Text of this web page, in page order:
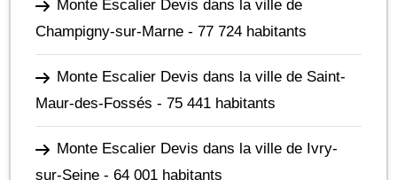
Monte Escalier Devis dans la ville de
Champigny-sur-Marne - 77 724 habitants
Monte Escalier Devis dans la ville de Saint-
Maur-des-Fossés - 75 441 habitants
Monte Escalier Devis dans la ville de Ivry-
sur-Seine - 64 001 habitants